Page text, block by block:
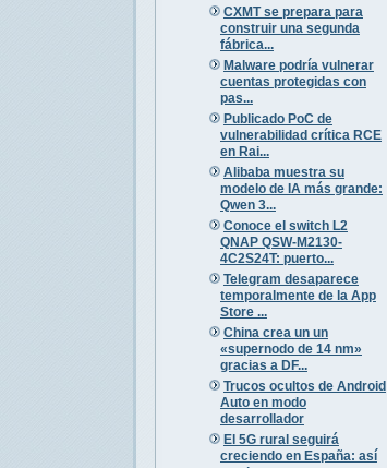
CXMT se prepara para
construir una segunda
fábrica...
Malware podría vulnerar
cuentas protegidas con
pas...
Publicado PoC de
vulnerabilidad crítica RCE
en Rai...
Alibaba muestra su
modelo de IA más grande:
Qwen 3...
Conoce el switch L2
QNAP QSW-M2130-
4C2S24T: puerto...
Telegram desaparece
temporalmente de la App
Store ...
China crea un un
«supernodo de 14 nm»
gracias a DF...
Trucos ocultos de Android
Auto en modo
desarrollador
El 5G rural seguirá
creciendo en España: así